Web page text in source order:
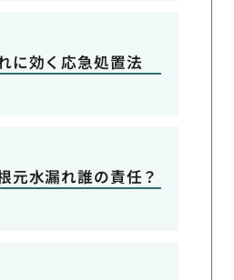
に効く応急処置法
元水漏れ誰の責任？